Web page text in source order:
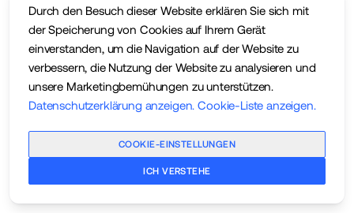
Durch den Besuch dieser Website erklären Sie sich mit
der Speicherung von Cookies auf Ihrem Gerät
einverstanden, um die Navigation auf der Website zu
verbessern, die Nutzung der Website zu analysieren und
unsere Marketingbemühungen zu unterstützen.
Datenschutzerklärung anzeigen. Cookie-Liste anzeigen.
COOKIE-EINSTELLUNGEN
ICH VERSTEHE